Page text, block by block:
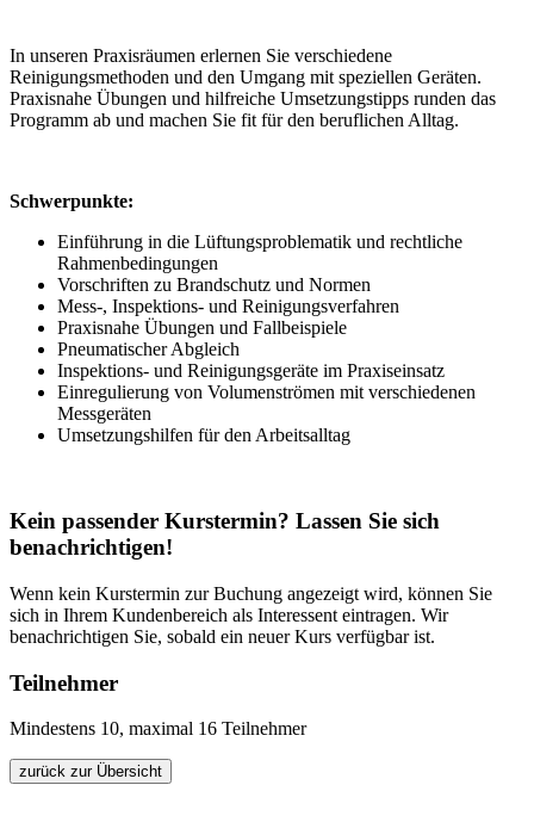
In unseren Praxisräumen erlernen Sie verschiedene
Reinigungsmethoden und den Umgang mit speziellen Geräten.
Praxisnahe Übungen und hilfreiche Umsetzungstipps runden das
Programm ab und machen Sie fit für den beruflichen Alltag.
Schwerpunkte:
Einführung in die Lüftungsproblematik und rechtliche
Rahmenbedingungen
Vorschriften zu Brandschutz und Normen
Mess-, Inspektions- und Reinigungsverfahren
Praxisnahe Übungen und Fallbeispiele
Pneumatischer Abgleich
Inspektions- und Reinigungsgeräte im Praxiseinsatz
Einregulierung von Volumenströmen mit verschiedenen
Messgeräten
Umsetzungshilfen für den Arbeitsalltag
Kein passender Kurstermin? Lassen Sie sich
benachrichtigen!
Wenn kein Kurstermin zur Buchung angezeigt wird, können Sie
sich in Ihrem Kundenbereich als Interessent eintragen. Wir
benachrichtigen Sie, sobald ein neuer Kurs verfügbar ist.
Teilnehmer
Mindestens 10, maximal 16 Teilnehmer
zurück zur Übersicht